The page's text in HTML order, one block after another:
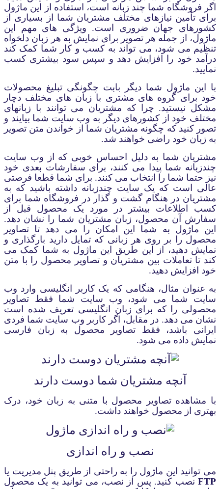
اگر فروشگاه شما چند زبانه است، استفاده از این ماژول
برای تأمین نیازهای مختلف مشتریان شما از بسیاری از
کشورهای جهان ضروری است. ویژگی های مهم این
ماژول، از جمله هر تصویر برای نمایش به هر زبان دلخواه
تنظیم می شود، می تواند به کسب و کار شما کمک کند
درآمد خود را افزایش دهد و سپس سود بیشتری کسب
نمایید.
با این ماژول شما دیگر بابت چگونگی تبلیغ محصولات
خود برای گروه های مشتری با زبان های مختلف دچار
مشکل نیستید. چرا که مشتریان می توانند با زبانهای
مختلف خود از کشورهای دیگر به وب سایت شما بیایند و
تصور کنید که چگونه مشتریان شما از خواندن متن تصویر
به زبان خود راضی خواهند شد.
مشتریان شما به دلیل احساس خوبی که از وب سایت
چندزبانه شما پیدا می کنند، برای سفارشات بعدی خود
نیز حتما شما را انتخاب می کنند. برای شما قطعا فرصتی
عالی است که یک سایت چندزبانه داشته باشید که به
مشتریان در هنگام گشت و گذار در فروشگاه شما برای
کسب اطلاعات بیشتر در مورد یک محصول قبل از
سفارش آن محصول، زبان مشتریان شما را نشان دهد.
این ماژول به شما این امکان را می دهد تا تصاویر
محصول را بر روی هر زبانی که تمایل دارید بارگذاری و
نمایش دهید، از این طریق این ماژول به شما کمک می
کند تا تعاملات بین مشتریان و تصاویر محصول را با متن
خود افزایش دهید.
به عنوان مثال، هنگامی که یک کاربر انگلیسی وارد وب
سایت شما می شود، وب سایت شما فقط تصاویر
محصولی را که برای زبان انگلیسی تعریف شده است
نشان می دهد. در مقابل، اگر کاربر وب سایت شما فردی
ایرانی باشد، فقط تصاویر محصول به زبان فارسی
نمایش داده می شود.
آنچه مشتریان شما دوست دارند
با مشاهده تصاویر محصول با متنی به زبان خود، درک
بهتری از محصول خواهند داشت.
نصب و راه اندازی
می توانید این ماژول را به راحتی از طریق پنل مدیریت یا
FTP نصب کنید. پس از نصب، می توانید به یک محصول